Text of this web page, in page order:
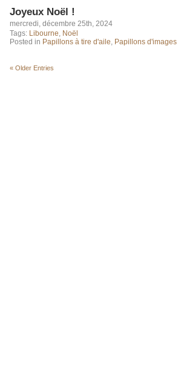
Joyeux Noël !
mercredi, décembre 25th, 2024
Tags: Libourne, Noël
Posted in Papillons à tire d'aile, Papillons d'images
« Older Entries